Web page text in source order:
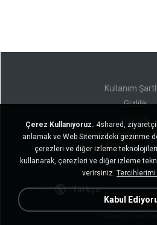
Kullanım
Gizlilik
Kişisel bilgilerimi
Kişisel bilgilerimi
Türkçe
Çerez Kullanıyoruz. 4shared,
anlamak ve Web Sitemizdeki gezinme
çerezleri ve diğer izleme
kullanarak, çerezleri ve diğer izleme
verirsiniz.
Kabul